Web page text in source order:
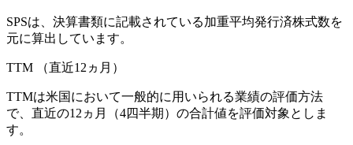
SPSは、決算書類に記載されている加重平均発行済株式数を
元に算出しています。
TTM （直近12ヵ月）
TTMは米国において一般的に用いられる業績の評価方法
で、直近の12ヵ月（4四半期）の合計値を評価対象としま
す。